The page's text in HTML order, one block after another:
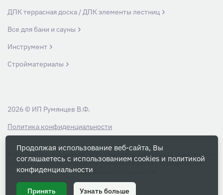
ДПК террасная доска / ДПК элементы лестниц
Все для бани и сауны
Инструмент
Стройматериалы
Вся информация на данном сайте носит ознакомительный характер и ни
при каких условиях не является публичной офертой, определяемой
положениями Статьи 437 Гражданского кодекса РФ.
Политика конфиденциальности
2026 © ИП Румянцев В.Ф.
Продолжая использование веб-сайта, Вы
соглашаетесь с использованием cookies и политикой
конфиденциальности
Принять Узнать больше